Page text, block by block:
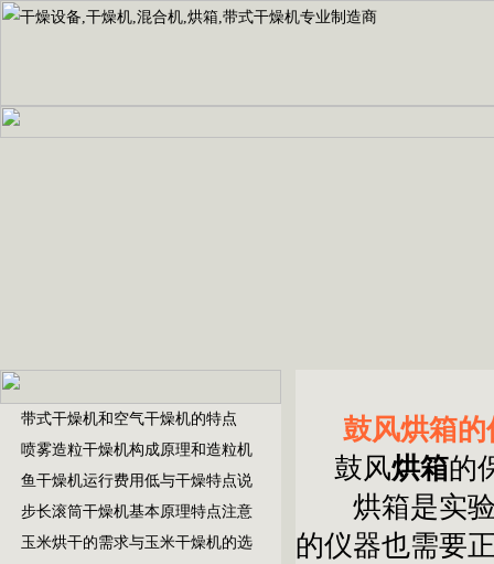
带式干燥机和空气干燥机的特点
喷雾造粒干燥机构成原理和造粒机
鱼干燥机运行费用低与干燥特点说
步长滚筒干燥机基本原理特点注意
玉米烘干的需求与玉米干燥机的选
鼓风烘箱
鼓风烘箱的
烘箱是实验
的仪器也需要